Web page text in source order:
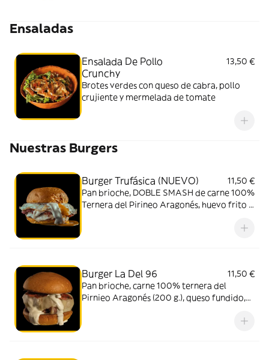
Ensaladas
Ensalada De Pollo
Crunchy
13,50 €
Brotes verdes con queso de cabra, pollo
crujiente y mermelada de tomate
Nuestras Burgers
Burger Trufásica (NUEVO)
11,50 €
Pan brioche, DOBLE SMASH de carne 100%
Ternera del Pirineo Aragonés, huevo frito y
Burger La Del 96
11,50 €
Pan brioche, carne 100% ternera del
Pirnieo Aragonés (200 g.), queso fundido,